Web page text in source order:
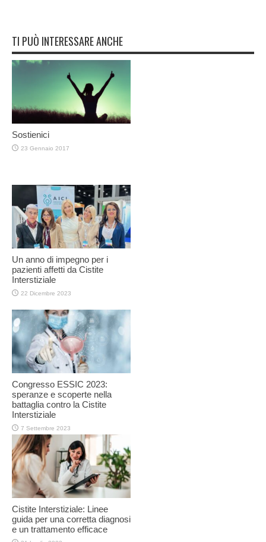
TI PUÒ INTERESSARE ANCHE
Sostienici
23 Gennaio 2017
Un anno di impegno per i
pazienti affetti da Cistite
Interstiziale
22 Dicembre 2023
Congresso ESSIC 2023:
speranze e scoperte nella
battaglia contro la Cistite
Interstiziale
7 Settembre 2023
Cistite Interstiziale: Linee
guida per una corretta diagnosi
e un trattamento efficace